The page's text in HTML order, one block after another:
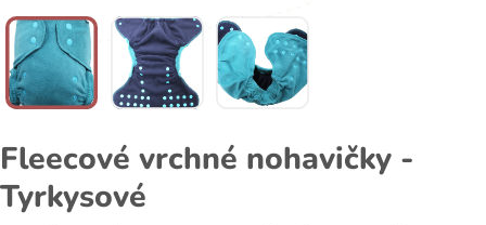
Fleecové vrchné nohavičky -
Tyrkysové